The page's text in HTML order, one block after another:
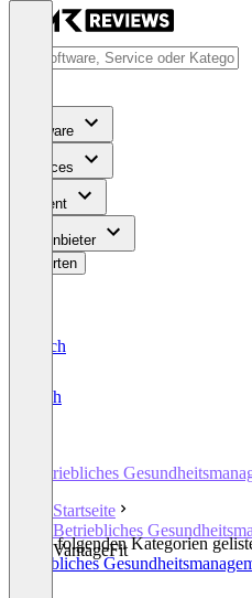
Software
Services
Content
Für Anbieter
Bewerten
Deutsch
English
Betriebliches
Startseite
Betriebliches
VantageFit
In den folgenden Kategorien
Betriebliches